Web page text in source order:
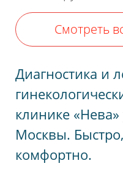
Смотреть
Диагностика и
клинике
Москвы.
комфортно.